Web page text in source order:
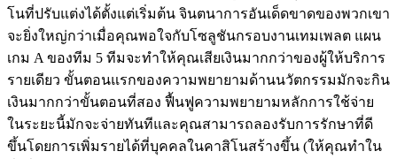
โนที่ปรับแต่งได้ตั้งแต่เริ่มต้น จินตนาการอันเด็ดขาดของพวกเขา
จะยิ่งใหญ่กว่าเมื่อคุณพอใจกับโซลูชันกรอบงานเทมเพลต แผน
เกม A ของทีม 5 ทีมจะทำให้คุณเสียเงินมากกว่าของผู้ให้บริการ
รายเดียว ขั้นตอนแรกของความพยายามด้านนวัตกรรมมักจะกิน
เงินมากกว่าขั้นตอนที่สอง ฟื้นฟูความพยายามหลักการใช้จ่าย
ในระยะนี้มักจะจ่ายทันทีและคุณสามารถลองรับการรักษาที่ดี
ขึ้นโดยการเพิ่มรายได้ที่บุคคลในคาสิโนสร้างขึ้น (ให้คุณทำใน